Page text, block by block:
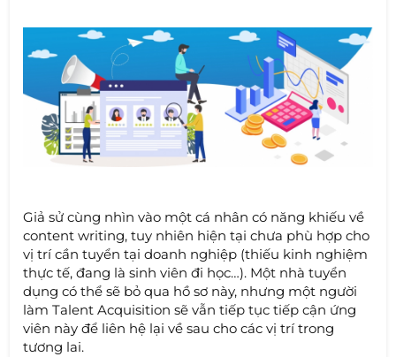
Giả sử cùng nhìn vào một cá nhân có năng khiếu về
content writing, tuy nhiên hiện tại chưa phù hợp cho
vị trí cần tuyển tại doanh nghiệp (thiếu kinh nghiệm
thực tế, đang là sinh viên đi học…). Một nhà tuyển
dụng có thể sẽ bỏ qua hồ sơ này, nhưng một người
làm Talent Acquisition sẽ vẫn tiếp tục tiếp cận ứng
viên này để liên hệ lại về sau cho các vị trí trong
tương lai.